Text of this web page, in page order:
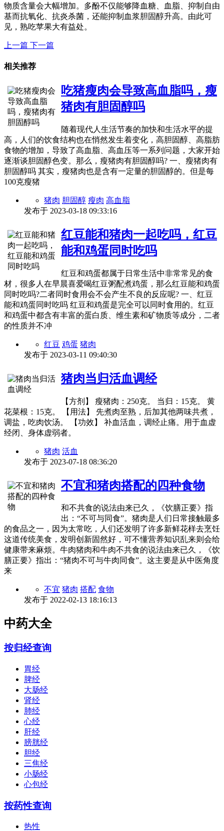
物质含量会大幅增加。多酚不仅能够降血糖、血脂、抑制自由
基而抗氧化、抗炎杀菌，还能抑制血浆胆固醇升高。由此可
见，熟吃苹果大有益处。
上一篇 下一篇
相关推荐
吃猪瘦肉会导致高血脂吗，瘦
猪肉有胆固醇吗
随着现代人生活节奏的加快和生活水平的提
高，人们的饮食结构也在悄然发生着变化，高胆固醇、高脂肪
食物的增加，导致了高血脂、高血压等一系列问题，大家开始
逐渐谈胆固醇色变。那么，瘦猪肉有胆固醇吗? 一、瘦猪肉有
胆固醇吗 其实，瘦猪肉也是含有一定量的胆固醇的。但是每
100克瘦猪
猪肉 胆固醇 瘦肉 高血脂
发布于 2023-03-18 09:33:16
红豆能和猪肉一起吃吗，红豆
能和鸡蛋同时吃吗
红豆和鸡蛋都属于日常生活中非常常见的食
材，很多人在早晨喜爱喝红豆粥配煮鸡蛋，那么红豆能和鸡蛋
同时吃吗?二者同时食用会不会产生不良的反应呢? 一、红豆
能和鸡蛋同时吃吗 红豆和鸡蛋是完全可以同时食用的。红豆
和鸡蛋中都含有丰富的蛋白质、维生素和矿物质等成分，二者
的性质并不冲
红豆 鸡蛋 猪肉
发布于 2023-03-11 09:40:30
猪肉当归活血调经
【方剂】 瘦猪肉：250克。 当归：15克。 黄
花菜根：15克。 【用法】 先煮肉至熟，后加其他两味共煮，
调盐，吃肉饮汤。 【功效】 补血活血，调经止痛。用于血虚
经闭、身体虚弱者。
猪肉 活血
发布于 2023-07-18 08:36:20
不宜和猪肉搭配的四种食物
和不共食的说法由来已久，《饮膳正要》指
出：“不可与同食”。猪肉是人们日常接触最多
的食品之一，因为太常吃，人们还发明了许多新鲜花样去烹饪
这道传统美食，发明创新固然好，可不懂营养知识乱来则会给
健康带来麻烦。牛肉猪肉和牛肉不共食的说法由来已久，《饮
膳正要》指出：“猪肉不可与牛肉同食”。这主要是从中医角度
来
不宜 猪肉 搭配 食物
发布于 2022-02-13 18:16:13
中药大全
按归经查询
胃经
脾经
大肠经
肾经
肺经
心经
肝经
膀胱经
胆经
三焦经
小肠经
心包经
按药性查询
热性